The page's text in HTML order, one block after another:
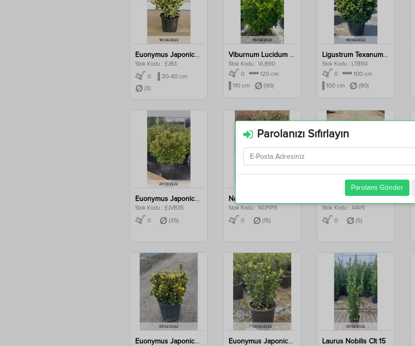
Euonymus Japonica Bravo Clt 3
Stok Kodu : EJB3
0
30-40 cm
(3)
Viburnum Lucidum Ball Clt 90
Stok Kodu : VLB90
0
120 cm
110 cm
(90)
Ligustrum Texanum Ball Clt 90
Stok Kodu : LTB90
0
100 cm
100 cm
(90)
Euonymus Japonica Variegata Ball Clt 35
Stok Kodu : EJVB35
0 (35)
Stok Kodu : NDFP15
0 (15)
Agave Americana Variegata Clt 5
Stok Kodu : AAV5
0 (5)
Euonymus Japonica Aurea Clt 12,5 Euonymus Japonica Green Spire Clt 3 Laurus Nobilis Clt 15
Parolanızı Sıfırlayın
Parolamı Gönder